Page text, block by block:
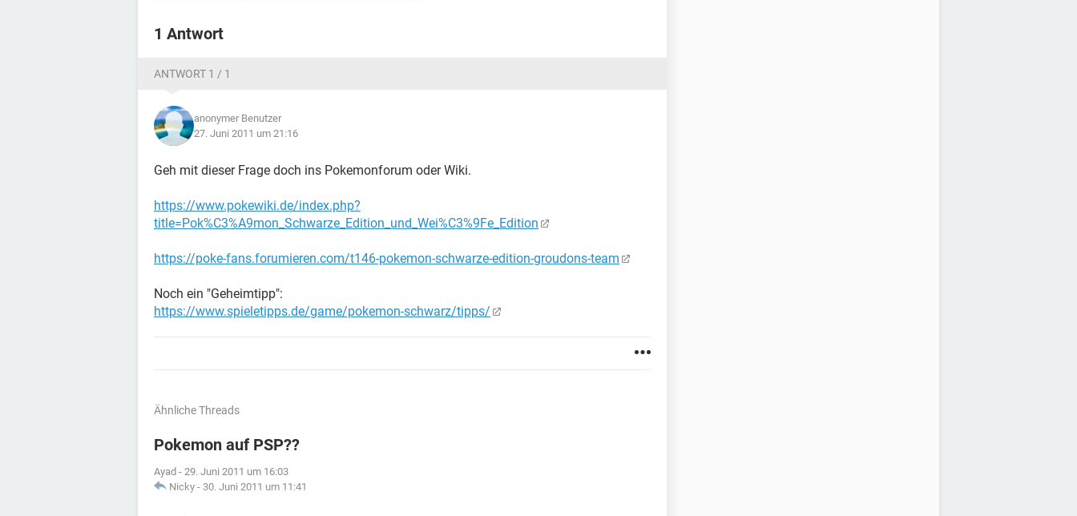
1 Antwort
ANTWORT 1 / 1
anonymer Benutzer
27. Juni 2011 um 21:16
Geh mit dieser Frage doch ins Pokemonforum oder Wiki.
https://www.pokewiki.de/index.php?
title=Pok%C3%A9mon_Schwarze_Edition_und_Wei%C3%9Fe_Edition
https://poke-fans.forumieren.com/t146-pokemon-schwarze-edition-groudons-team
Noch ein "Geheimtipp":
https://www.spieletipps.de/game/pokemon-schwarz/tipps/
Ähnliche Threads
Pokemon auf PSP??
Ayad - 29. Juni 2011 um 16:03
Nicky - 30. Juni 2011 um 11:41